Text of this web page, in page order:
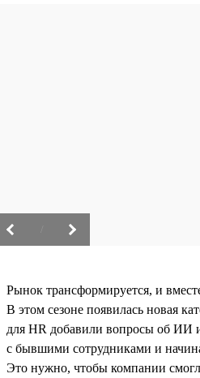
Рынок трансформируется, и
В этом сезоне появилась новая
для HR добавили вопросы об ИИ
с бывшими сотрудниками и
Это нужно, чтобы компании